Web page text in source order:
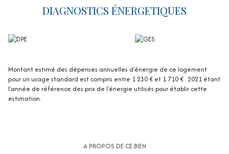
disponibles sur le site Géorisques : www.georisques.gouv.fr
DIAGNOSTICS ÉNERGETIQUES
Montant estimé des dépenses annuelles d'énergie de ce logement
pour un usage standard est compris entre 1 230 € et 1 710 € . 2021 étant
l'année de référence des prix de l'énergie utilisés pour établir cette
estimation.
A PROPOS DE CE BIEN